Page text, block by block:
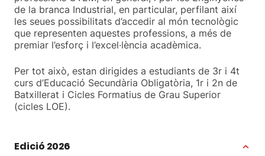
de la branca Industrial, en particular, perfilant així
les seues possibilitats d’accedir al món tecnològic
que representen aquestes professions, a més de
premiar l’esforç i l’excel·lència acadèmica.
Per tot això, estan dirigides a estudiants de 3r i 4t
curs d’Educació Secundària Obligatòria, 1r i 2n de
Batxillerat i Cicles Formatius de Grau Superior
(cicles LOE).
Edició 2026